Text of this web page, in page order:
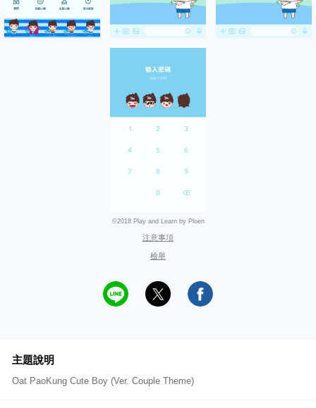
©2018 Play and Learn by Ploen
注意事項
檢舉
主題說明
Oat PaoKung Cute Boy (Ver. Couple Theme)